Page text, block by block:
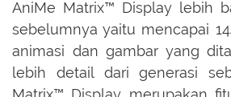
AniMe Matrix™ Display lebih
sebelumnya yaitu mencapai
animasi dan gambar yang
lebih detail dari generasi